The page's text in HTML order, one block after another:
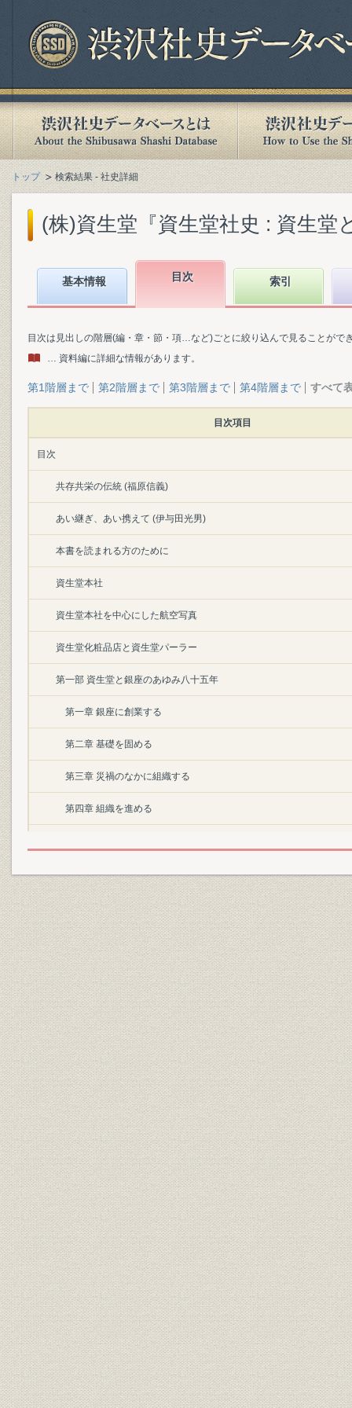
トップ 検索結果 - 社史詳細
(株)資生堂『資生堂社史 : 資生堂
基本情報 目次 索引
目次は見出しの階層(編・章・節・項…など)ごとに絞り込んで見ることがで
… 資料編に詳細な情報があります。
第1階層まで 第2階層まで 第3階層まで 第4階層まで すべて
目次項目
目次
共存共栄の伝統 (福原信義)
あい継ぎ、あい携えて (伊与田光男)
本書を読まれる方のために
資生堂本社
資生堂本社を中心にした航空写真
資生堂化粧品店と資生堂パーラー
第一部 資生堂と銀座のあゆみ八十五年
第一章 銀座に創業する
第二章 基礎を固める
第三章 災禍のなかに組織する
第四章 組織を進める
第六章 戦禍に耐える
第七章 栄光にかがやいて歩む
第二部 年表
八十五年の推移
銀座の町名のうつりかわり
地図で見る銀座の変遷
第三部 資料
編集を終えて
寄稿
第一章
木村毅
鏑木清方
宮川曼魚
伊東深水
鈴木信太郎
第二章
村松梢風